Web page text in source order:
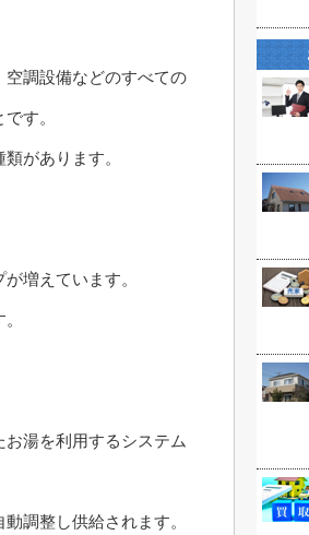
調設備などのすべての
す。
があります。
増えています。
湯を利用するシステム
調整し供給されます。